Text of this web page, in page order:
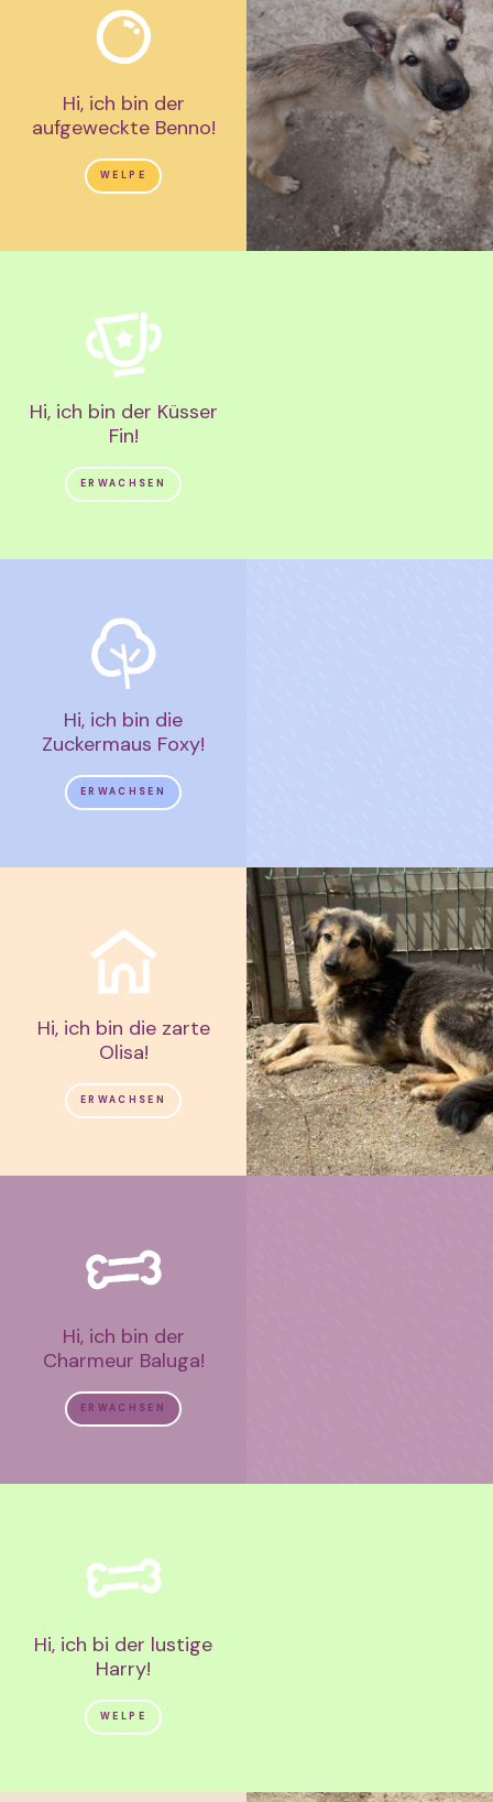
Hi, ich bin der
aufgeweckte Benno!
WELPE
Hi, ich bin der Küsser
Fin!
ERWACHSEN
Hi, ich bin die
Zuckermaus Foxy!
ERWACHSEN
Hi, ich bin die zarte
Olisa!
ERWACHSEN
Hi, ich bin der
Charmeur Baluga!
ERWACHSEN
Hi, ich bi der lustige
Harry!
WELPE